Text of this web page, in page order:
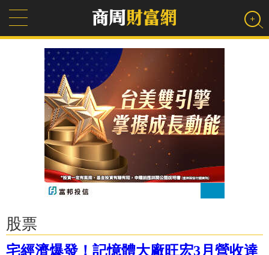
股票
宅經濟爆發！記憶體大廠旺宏3月營收達